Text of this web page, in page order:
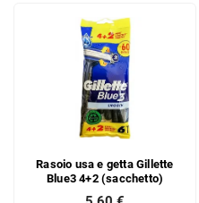
Rasoio usa e getta Gillette
Blue3 4+2 (sacchetto)